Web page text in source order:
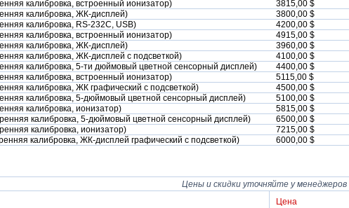
калибровка, встроенный ионизатор)
3815,00 $
калибровка, ЖК-дисплей)
3800,00 $
калибровка, RS-232C, USB)
4200,00 $
калибровка, встроенный ионизатор)
4915,00 $
калибровка, ЖК-дисплей)
3960,00 $
калибровка, ЖК-дисплей с подсветкой)
4100,00 $
калибровка, 5-ти дюймовый цветной сенсорный дисплей)
4400,00 $
калибровка, встроенный ионизатор)
5115,00 $
калибровка, ЖК графический с подсветкой)
4500,00 $
калибровка, 5-дюймовый цветной сенсорный дисплей)
5100,00 $
калибровка, ионизатор)
5815,00 $
калибровка, 5-дюймовый цветной сенсорный дисплей)
6500,00 $
калибровка, ионизатор)
7215,00 $
калибровка, ЖК-дисплей графический с подсветкой) 6000,00 $
Цены и скидки уточняйте у менеджеров
Цена